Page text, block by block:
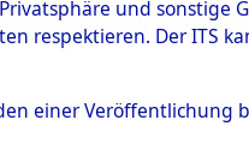
→0047
und
respektieren. Der ITS
einer